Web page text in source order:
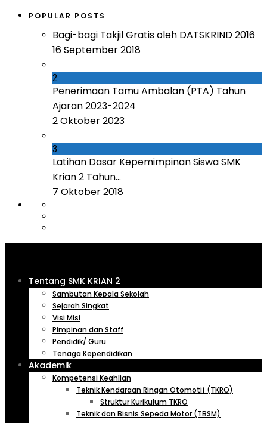
POPULAR POSTS
Bagi-bagi Takjil Gratis oleh DATSKRIND 2016
16 September 2018
2
Penerimaan Tamu Ambalan (PTA) Tahun
Ajaran 2023-2024
2 Oktober 2023
3
Latihan Dasar Kepemimpinan Siswa SMK
Krian 2 Tahun...
7 Oktober 2018
Tentang SMK KRIAN 2
Sambutan Kepala Sekolah
Sejarah Singkat
Visi Misi
Pimpinan dan Staff
Pendidik/ Guru
Tenaga Kependidikan
Akademik
Kompetensi Keahlian
Teknik Kendaraan Ringan Otomotif (TKRO)
Struktur Kurikulum TKRO
Teknik dan Bisnis Sepeda Motor (TBSM)